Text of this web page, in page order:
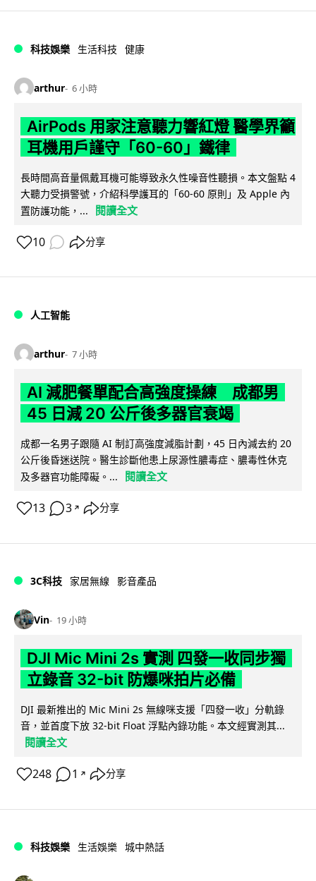
科技娛樂 生活科技 健康
arthur 6 小時
AirPods 用家注意聽力響紅燈 醫學界籲
耳機用戶謹守「60-60」鐵律
長時間高音量佩戴耳機可能導致永久性噪音性聽損。本文盤點 4
大聽力受損警號，介紹科學護耳的「60-60 原則」及 Apple 內
置防護功能，...
閱讀全文
10 分享
人工智能
arthur 7 小時
AI 減肥餐單配合高強度操練 成都男
45 日減 20 公斤後多器官衰竭
成都一名男子跟隨 AI 制訂高強度減脂計劃，45 日內減去約 20
公斤後昏迷送院。醫生診斷他患上尿源性膿毒症、膿毒性休克
及多器官功能障礙。...
閱讀全文
13 3 ↗ 分享
3C科技 家居無線 影音產品
Vin 19 小時
DJI Mic Mini 2s 實測 四發一收同步獨
立錄音 32-bit 防爆咪拍片必備
DJI 最新推出的 Mic Mini 2s 無線咪支援「四發一收」分軌錄
音，並首度下放 32-bit Float 浮點內錄功能。本文經實測其...
閱讀全文
248 1 ↗ 分享
科技娛樂 生活娛樂 城中熱話